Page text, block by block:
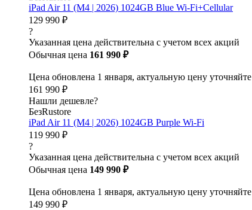
iPad Air 11 (M4 | 2026) 1024GB Blue Wi-Fi+Cellular
129 990 ₽
?
Указанная цена действительна с учетом всех акций
Обычная цена 161 990 ₽
Цена обновлена 1 января, актуальную цену уточняйте
161 990 ₽
Нашли дешевле?
БезRustore
iPad Air 11 (M4 | 2026) 1024GB Purple Wi-Fi
119 990 ₽
?
Указанная цена действительна с учетом всех акций
Обычная цена 149 990 ₽
Цена обновлена 1 января, актуальную цену уточняйте
149 990 ₽